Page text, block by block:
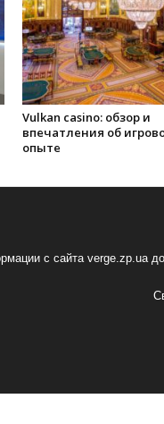
Vulkan casino: обзор и
впечатления об
опыте
с сайта verge.zp.ua